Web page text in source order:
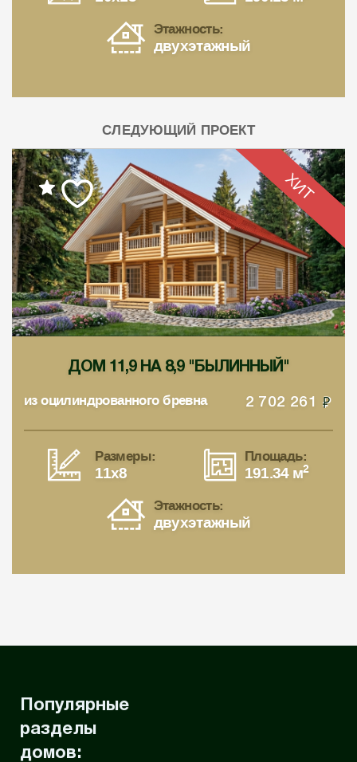
Этажность:
двухэтажный
СЛЕДУЮЩИЙ ПРОЕКТ
ХИТ
ДОМ 11,9 НА 8,9 "БЫЛИННЫЙ"
из оцилиндрованного бревна 2 702 261
Размеры:
11x8
Площадь:
191.34 м2
Этажность:
двухэтажный
Популярные
разделы
домов: